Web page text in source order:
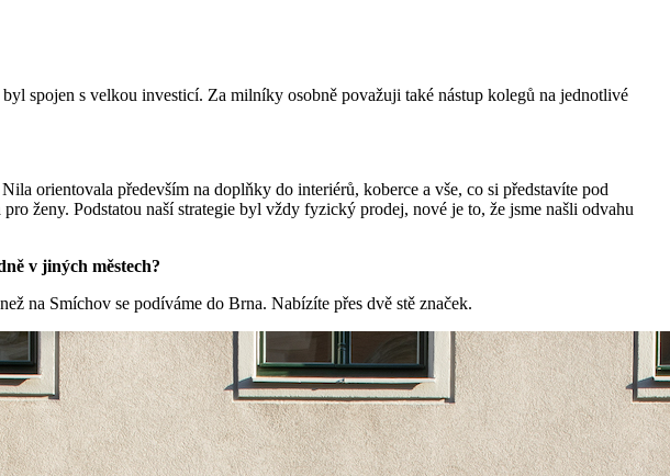
spojen s velkou investicí. Za milníky osobně považuji také nástup kolegů na jednotlivé
orientovala především na doplňky do interiérů, koberce a vše, co si představíte pod
ženy. Podstatou naší strategie byl vždy fyzický prodej, nové je to, že jsme našli odvahu
v jiných městech?
na Smíchov se podíváme do Brna. Nabízíte přes dvě stě značek.